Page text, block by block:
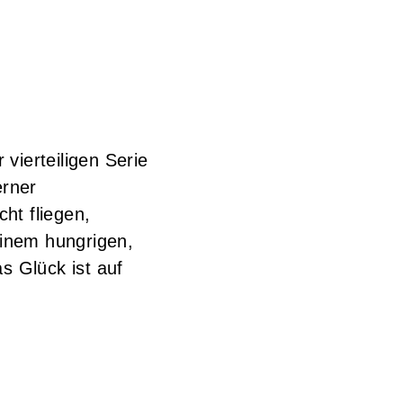
vierteiligen Serie
fliegen,
hungrigen,
Glück ist auf